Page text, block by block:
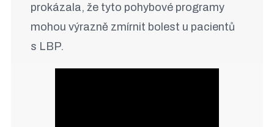
prokázala, že tyto pohybové programy
mohou výrazně zmírnit bolest u pacientů
s LBP.